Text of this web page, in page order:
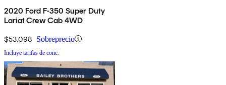
2020 Ford F-350 Super Duty
Lariat Crew Cab 4WD
$53,098 Sobreprecio
Incluye tarifas de conc.